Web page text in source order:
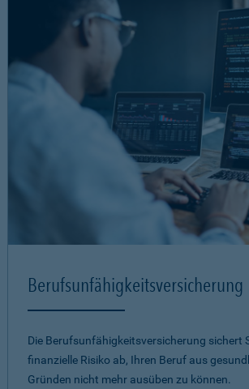
Berufsunfähigkeits­versicherung
Die Berufsunfähigkeitsversicherung sichert
finanzielle Risiko ab, Ihren Beruf aus
Gründen nicht mehr ausüben zu können.